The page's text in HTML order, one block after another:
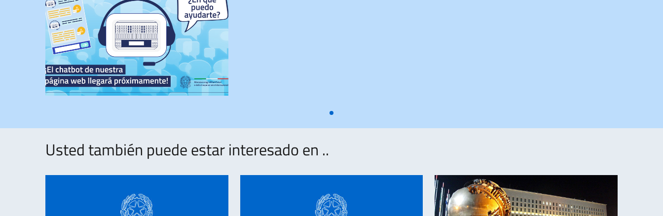
Usted también puede estar interesado en ..